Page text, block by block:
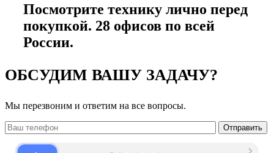
Посмотрите технику лично перед
покупкой. 28 офисов по всей
России.
ОБСУДИМ ВАШУ ЗАДАЧУ?
Мы перезвоним и ответим на все вопросы.